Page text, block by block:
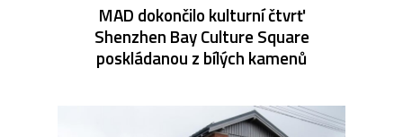
MAD dokončilo kulturní čtvrť
Shenzhen Bay Culture Square
poskládanou z bílých kamenů